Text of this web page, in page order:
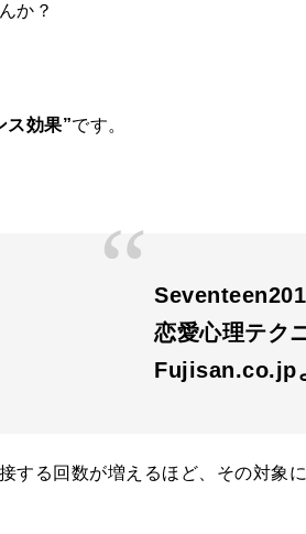
か？
ス効果”です。
恋愛心理テク
Fujisan.co.jp
する回数が増えるほど、その対象